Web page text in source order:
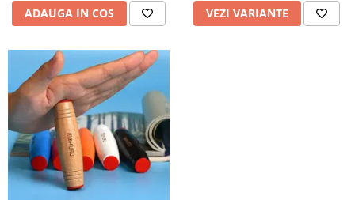
ADAUGA IN COS VEZI VARIANTE